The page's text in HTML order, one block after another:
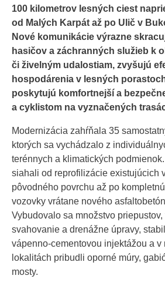
100 kilometrov lesných ciest
od Malých Karpát až po Ulič v
Nové komunikácie výrazne
hasičov a záchranných služieb k
či živelným udalostiam, zvyšujú
hospodárenia v lesných
poskytujú komfortnejší a
a cyklistom na vyznačených
Modernizácia zahŕňala 35
ktorých sa vychádzalo z
terénnych a klimatických
siahali od reprofilizácie existujúcich
pôvodného povrchu až po
vozovky vrátane nového
Vybudovalo sa množstvo
svahovanie a drenážne úpravy,
vápenno-cementovou injektážou a v
lokalitách pribudli oporné múry,
mosty.